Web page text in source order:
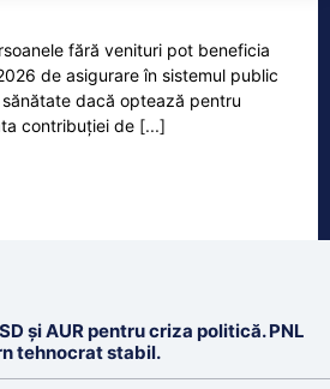
fără venituri pot beneficia
de asigurare în sistemul public
dacă optează pentru
contribuției de [...]
și AUR pentru criza politică. PNL
tehnocrat stabil.